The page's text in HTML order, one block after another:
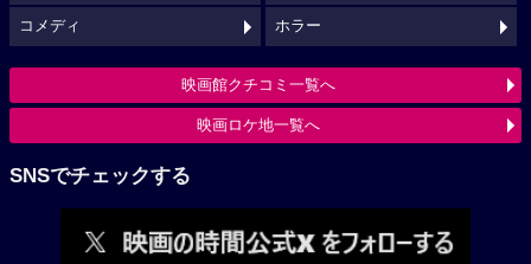
コメディ ホラー
映画館クチコミ一覧へ
映画ロケ地一覧へ
SNSでチェックする